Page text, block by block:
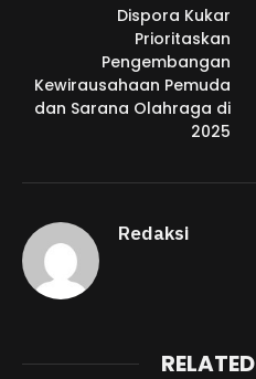
Dispora Kukar
Prioritaskan
Pengembangan
Kewirausahaan Pemuda
dan Sarana Olahraga di
2025
Redaksi
RELATED